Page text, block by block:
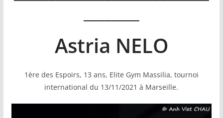
Astria NELO
1ère des Espoirs, 13 ans, Elite Gym Massilia, tournoi
international du 13/11/2021 à Marseille.